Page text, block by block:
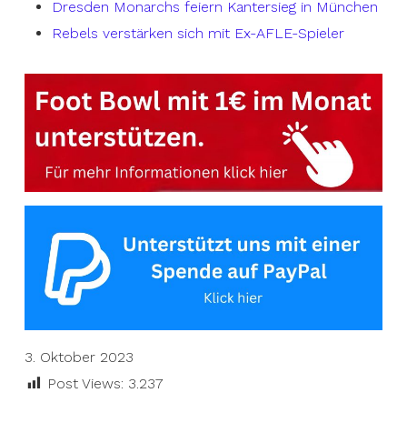
Dresden Monarchs feiern Kantersieg in München
Rebels verstärken sich mit Ex-AFLE-Spieler
3. Oktober 2023
Post Views: 3.237